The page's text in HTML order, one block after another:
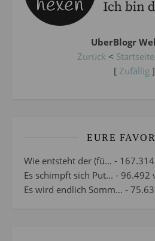
UberBlogr
Zurück < Startseite
[ Zufällig]
EURE
Wie entsteht der (fü... -
Es schimpft sich Put... - 96.492
Es wird endlich Somm... -